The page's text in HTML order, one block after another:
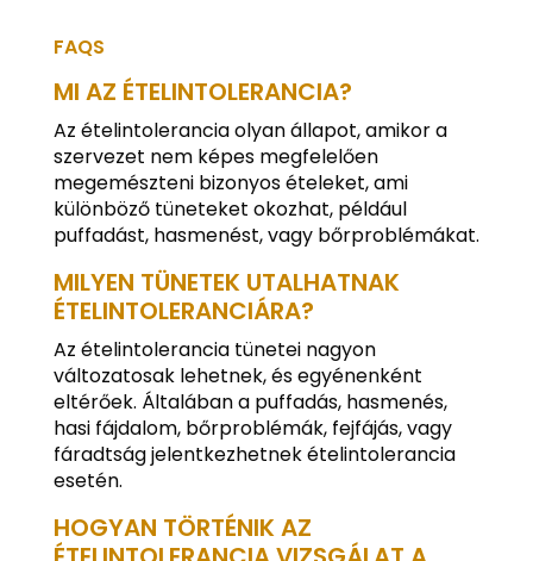
FAQS
MI AZ ÉTELINTOLERANCIA?
Az ételintolerancia olyan állapot, amikor a
szervezet nem képes megfelelően
megemészteni bizonyos ételeket, ami
különböző tüneteket okozhat, például
puffadást, hasmenést, vagy bőrproblémákat.
MILYEN TÜNETEK UTALHATNAK
ÉTELINTOLERANCIÁRA?
Az ételintolerancia tünetei nagyon
változatosak lehetnek, és egyénenként
eltérőek. Általában a puffadás, hasmenés,
hasi fájdalom, bőrproblémák, fejfájás, vagy
fáradtság jelentkezhetnek ételintolerancia
esetén.
HOGYAN TÖRTÉNIK AZ